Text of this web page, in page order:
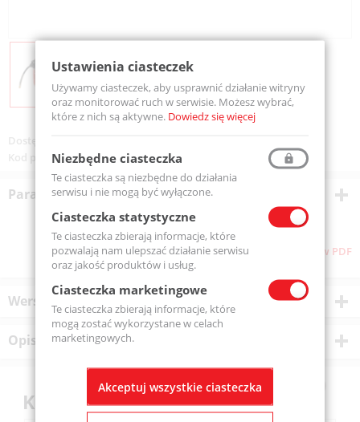
Kod produktu:EXMC180815
Parametry techniczne
Pobierz stronę w PDF
Wersje produktu
Opis produktu
Klienci kupili również
Ustawienia ciasteczek
Używamy ciasteczek, aby usprawnić działanie witryny
oraz monitorować ruch w serwisie. Możesz wybrać,
które z nich są aktywne. Dowiedz się więcej
Niezbędne ciasteczka
Te ciasteczka są niezbędne do działania
serwisu i nie mogą być wyłączone.
Ciasteczka statystyczne
Te ciasteczka zbierają informacje, które
pozwalają nam ulepszać działanie serwisu
oraz jakość produktów i usług.
Ciasteczka marketingowe
Te ciasteczka zbierają informacje, które
mogą zostać wykorzystane w celach
marketingowych.
Akceptuj wszystkie ciasteczka